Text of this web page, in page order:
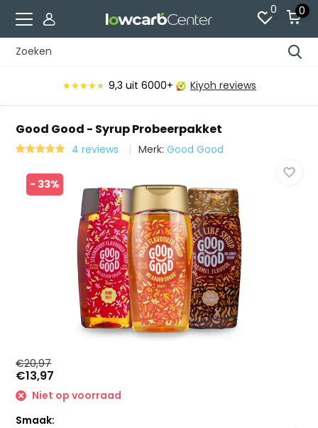
0 0
★★★★★
★★★★★ 9,3 uit 6000+ Kiyoh reviews
Good Good - Syrup Probeerpakket
4 reviews Merk:Good Good
- 33%
€20,97
€13,97
Niet op voorraad
Smaak: